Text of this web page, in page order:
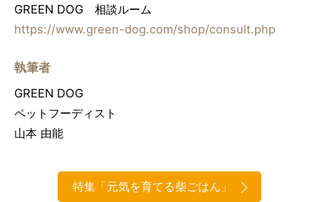
GREEN DOG 相談ルーム
https://www.green-dog.com/shop/consult.php
執筆者
GREEN DOG
ペットフーディスト
山本 由能
特集「元気を育てる柴ごはん」